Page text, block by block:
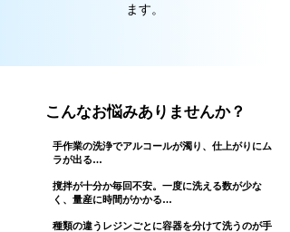
ます。
こんなお悩みありませんか？
手作業の洗浄でアルコールが濁り、仕上がりにム
ラが出る…
​撹拌が十分か毎回不安。​一度に洗える数が少な
く、量産に時間がかかる​…
種類の違うレジンごとに容器を分けて洗うのが手